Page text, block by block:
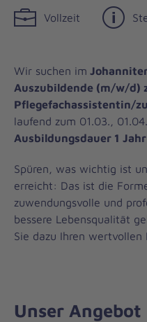
Vollzeit
Wir suchen im
Auszubildende (m/w/d)
Pflegefachassistentin/
laufend zum 01.03.,
Ausbildungsdauer 1 Jahr
Spüren, was wichtig ist
erreicht: Das ist die
zuwendungsvolle und
bessere Lebensqualität
Sie dazu Ihren
Unser Angebot